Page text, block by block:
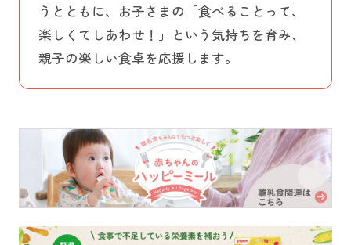
うとともに、お子さまの「食べることって、
楽しくてしあわせ！」という気持ちを育み、
親子の楽しい食卓を応援します。